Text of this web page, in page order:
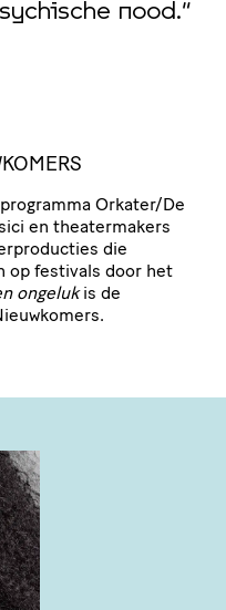
nood.”
Orkater/​De
en thea­ter­ma­kers
die
op festivals door het
ongelukis de